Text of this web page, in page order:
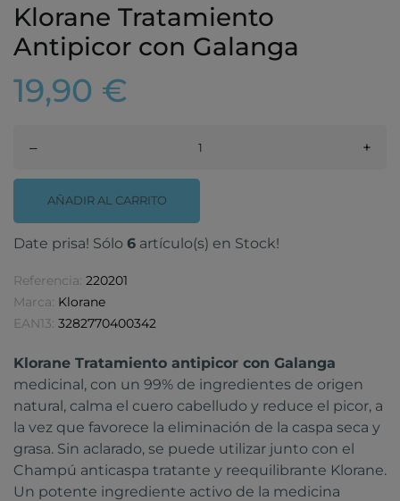
Klorane Tratamiento
Antipicor con Galanga
19,90 €
– +
AÑADIR AL CARRITO
Date prisa! Sólo 6 artículo(s) en Stock!
Referencia: 220201
Marca: Klorane
EAN13: 3282770400342
Klorane Tratamiento antipicor con Galanga
medicinal, con un 99% de ingredientes de origen
natural, calma el cuero cabelludo y reduce el picor, a
la vez que favorece la eliminación de la caspa seca y
grasa. Sin aclarado, se puede utilizar junto con el
Champú anticaspa tratante y reequilibrante Klorane.
Un potente ingrediente activo de la medicina